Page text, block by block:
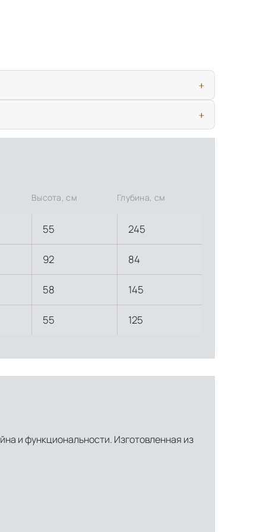
объекта и варьируются от 5 до 10 рабочих дней. Возможна
этапах маршрута.
Высота, см Глубина, см
55 245
92 84
58 145
55 125
и функциональности. Изготовленная из